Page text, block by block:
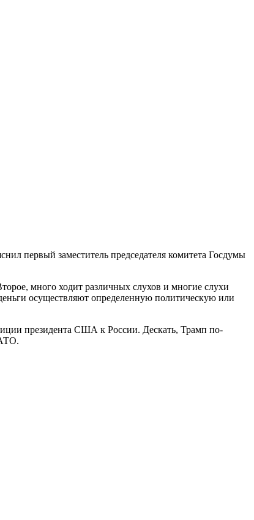
первый заместитель председателя комитета Госдумы
много ходит различных слухов и многие слухи
осуществляют определенную политическую или
президента США к России. Дескать, Трамп по-